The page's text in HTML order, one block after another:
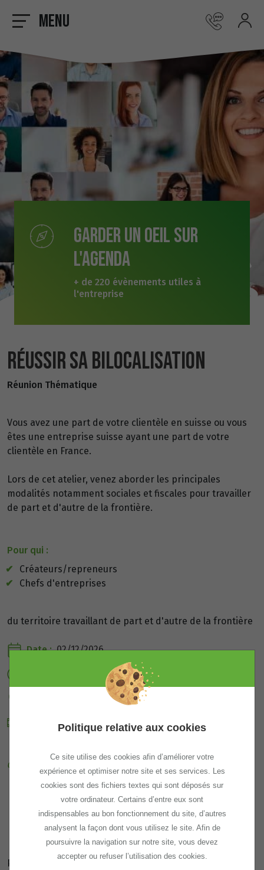
Menu
Garder un oeil sur
l'agenda
+ de 220 évènements utiles à
l'entreprise
RÉUSSIR SA BILOCALISATION
Réunion Thématique
Vous avez une part de votre clientèle en suisse ou vous
êtes une entreprise suisse ayant une part de votre
clientèle en France.
Lors de cet atelier, venez aborder les principales
modalités notamment sociales et fiscales pour travailler
de part et d'autre de la frontière.
Pour qui :
Créateurs/repreneurs
Chefs d'entreprises
du territoire travaillant de part et d'autre de la frontière
Date : 02/12/2026
09h30 - 12h30
Archamps - Amphi Giffre
Offert par votre communauté de commune (si
elle cofinance le dispositif)
Intervenant :
FIDUCIAIRE PISSETTAZ
Jean François PISSETTAZ
Partager sur
Politique relative aux cookies
Ce site utilise des cookies afin d’améliorer votre
expérience et optimiser notre site et ses services. Les
cookies sont des fichiers textes qui sont déposés sur
votre ordinateur. Certains d’entre eux sont
indispensables au bon fonctionnement du site, d’autres
analysent la façon dont vous utilisez le site. Afin de
poursuivre la navigation sur notre site, vous devez
accepter ou refuser l’utilisation des cookies.